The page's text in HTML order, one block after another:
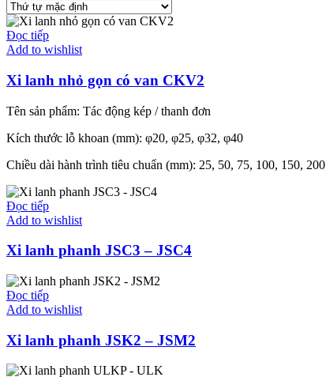
Đọc tiếp
Add to wishlist
Xi lanh nhỏ gọn có van CKV2
Tên sản phẩm: Tác động kép / thanh đơn
Kích thước lỗ khoan (mm): φ20, φ25, φ32, φ40
Chiều dài hành trình tiêu chuẩn (mm): 25, 50, 75, 100, 150, 200
Đọc tiếp
Add to wishlist
Xi lanh phanh JSC3 – JSC4
Đọc tiếp
Add to wishlist
Xi lanh phanh JSK2 – JSM2